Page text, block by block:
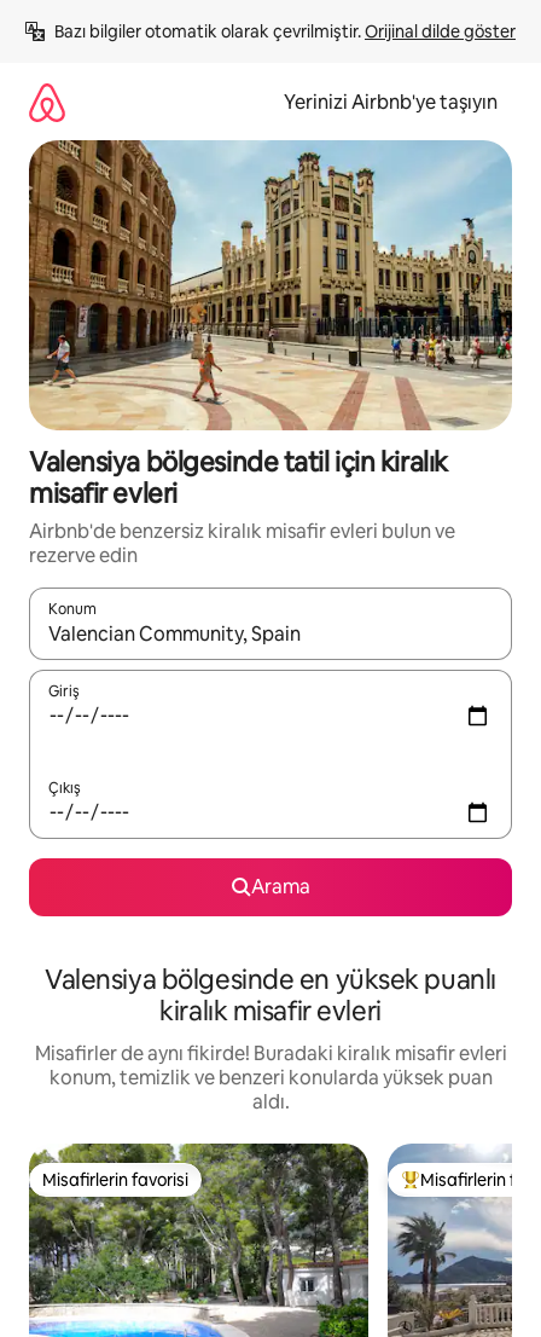
atla
Bazı bilgiler otomatik olarak çevrilmiştir. Orijinal dilde göster
Yerinizi Airbnb'ye taşıyın
Valensiya bölgesinde tatil için kiralık
misafir evleri
Airbnb'de benzersiz kiralık misafir evleri bulun ve
rezerve edin
Konum
Sonuçlar kullanılabilir olduğunda yukarı ve aşağı oklarıyla
Giriş
Çıkış
Arama
Valensiya bölgesinde en yüksek puanlı
kiralık misafir evleri
Misafirler de aynı fikirde! Buradaki kiralık misafir evleri
konum, temizlik ve benzeri konularda yüksek puan
aldı.
Misafirlerin favorisi
Misafirlerin favorisi Misafirlerin
Misafirlerin